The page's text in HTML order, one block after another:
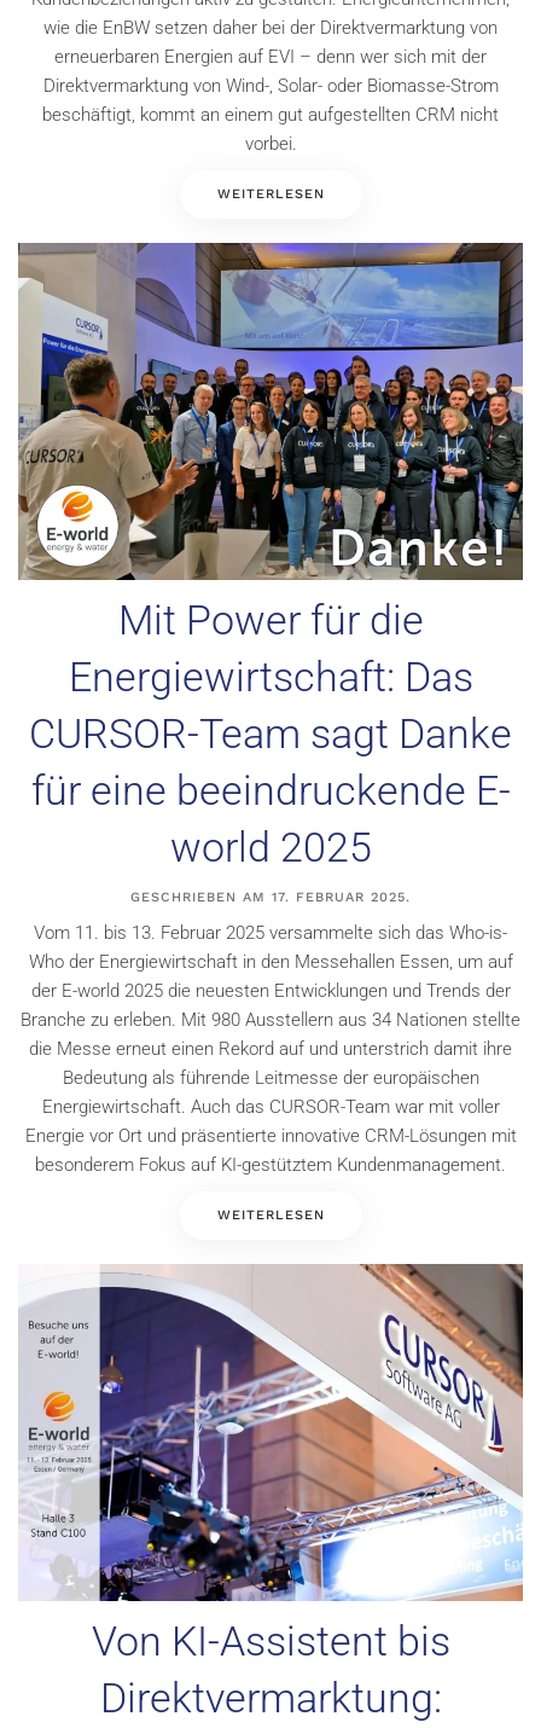
wie die EnBW setzen daher bei der Direktvermarktung von
erneuerbaren Energien auf EVI – denn wer sich mit der
Direktvermarktung von Wind-, Solar- oder Biomasse-Strom
beschäftigt, kommt an einem gut aufgestellten CRM nicht
vorbei.
WEITERLESEN
Mit Power für die
Energiewirtschaft: Das
CURSOR-Team sagt Danke
für eine beeindruckende E-
world 2025
GESCHRIEBEN AM 17. FEBRUAR 2025.
Vom 11. bis 13. Februar 2025 versammelte sich das Who-is-
Who der Energiewirtschaft in den Messehallen Essen, um auf
der E-world 2025 die neuesten Entwicklungen und Trends der
Branche zu erleben. Mit 980 Ausstellern aus 34 Nationen stellte
die Messe erneut einen Rekord auf und unterstrich damit ihre
Bedeutung als führende Leitmesse der europäischen
Energiewirtschaft. Auch das CURSOR-Team war mit voller
Energie vor Ort und präsentierte innovative CRM-Lösungen mit
besonderem Fokus auf KI-gestütztem Kundenmanagement.
WEITERLESEN
Von KI-Assistent bis
Direktvermarktung: